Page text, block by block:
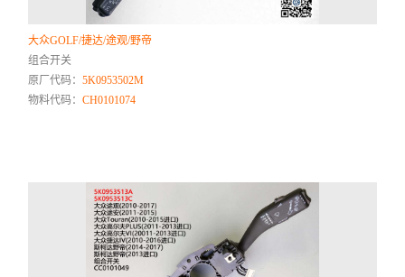
大众GOLF/捷达/途观/野帝
组合开关
原厂代码：5K0953502M
物料代码：CH0101074